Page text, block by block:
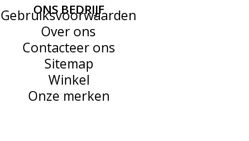
ONS BEDRIJF
Gebruiksvoorwaarden
Over ons
Contacteer ons
Sitemap
Winkel
Onze merken